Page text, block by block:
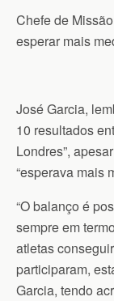
Chefe de
esperar mais
José Garcia,
10 resultados
Londres”,
“esperava mais
“O balanço é
sempre em
atletas
participaram,
Garcia, tendo